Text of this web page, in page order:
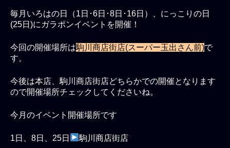
毎月いろはの日（1日･6日･8日･16日）、にっこりの日
(25日)にガラポンイベントを開催！
今回の開催場所は駒川商店街店(スーパー玉出さん前)で
す。
今後は本店、駒川商店街店どちらかでの開催となります
ので開催場所チェックしてくださいね。
今月のイベント開催場所です
1日、8日、25日 駒川商店街店